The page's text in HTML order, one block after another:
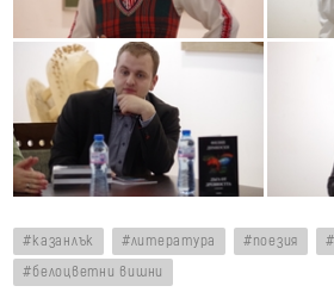
казанлък литература поезия
белоцветни вишни